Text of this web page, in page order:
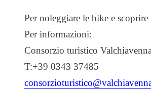
Per noleggiare le bike e
Per informazioni:
Consorzio turistico
T:+39 0343 37485